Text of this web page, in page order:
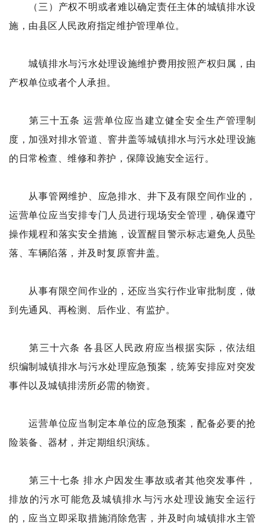
（三）产权不明或者难以确定责任主体的城镇排水设
施，由县区人民政府指定维护管理单位。
城镇排水与污水处理设施维护费用按照产权归属，由
产权单位或者个人承担。
第三十五条 运营单位应当建立健全安全生产管理制
度，加强对排水管道、窨井盖等城镇排水与污水处理设施
的日常检查、维修和养护，保障设施安全运行。
从事管网维护、应急排水、井下及有限空间作业的，
运营单位应当安排专门人员进行现场安全管理，确保遵守
操作规程和落实安全措施，设置醒目警示标志避免人员坠
落、车辆陷落，并及时复原窨井盖。
从事有限空间作业的，还应当实行作业审批制度，做
到先通风、再检测、后作业、有监护。
第三十六条 各县区人民政府应当根据实际，依法组
织编制城镇排水与污水处理应急预案，统筹安排应对突发
事件以及城镇排涝所必需的物资。
运营单位应当制定本单位的应急预案，配备必要的抢
险装备、器材，并定期组织演练。
第三十七条 排水户因发生事故或者其他突发事件，
排放的污水可能危及城镇排水与污水处理设施安全运行
的，应当立即采取措施消除危害，并及时向城镇排水主管